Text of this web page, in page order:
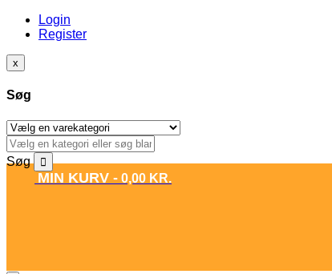
Login
Register
x
Søg
Søg
MIN KURV - 0,00 KR.